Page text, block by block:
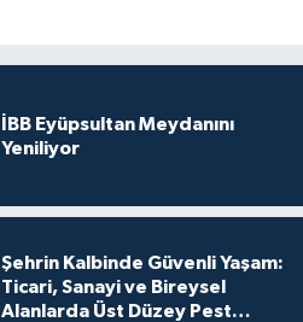
İBB Eyüpsultan Meydanını
Yeniliyor
Şehrin Kalbinde Güvenli Yaşam:
Ticari, Sanayi ve Bireysel
Alanlarda Üst Düzey Pest